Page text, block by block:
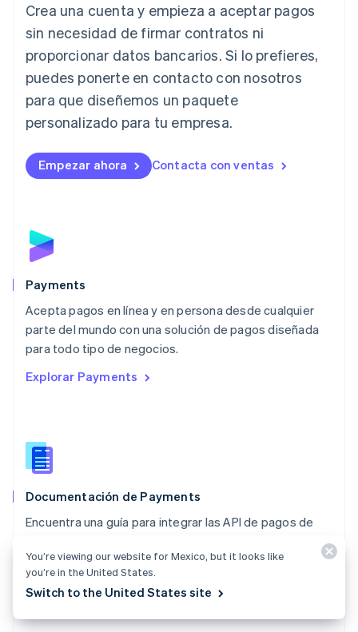
Crea una cuenta y empieza a aceptar pagos
sin necesidad de firmar contratos ni
proporcionar datos bancarios. Si lo prefieres,
puedes ponerte en contacto con nosotros
para que diseñemos un paquete
personalizado para tu empresa.
Empezar ahora Contacta con ventas
Payments
Acepta pagos en línea y en persona desde cualquier
parte del mundo con una solución de pagos diseñada
para todo tipo de negocios.
Explorar Payments
Documentación de Payments
Encuentra una guía para integrar las API de pagos de
Explorar la documentación
Italia
English
Japón
日本語English
Letonia
Liechtenstein
DeutschEnglish
English
Luxemburgo
Malta
English
Español
English
Nueva Zelandia
English
NederlandsEnglish
Português
RAE de Hong Kong, China
Reino Unido
República Checa
Rumania
English
Singapur
Suecia
You’re viewing our website for Mexico, but it looks like
you’re in the United States.
Switch to the United States site